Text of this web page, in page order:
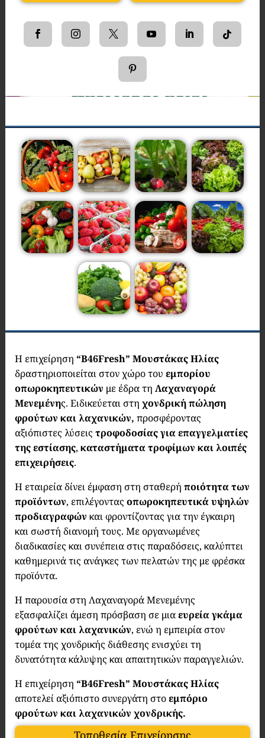
Η επιχείρηση “Β46Fresh” Μουστάκας Ηλίας
δραστηριοποιείται στον χώρο του εμπορίου
οπωροκηπευτικών με έδρα τη Λαχαναγορά
Μενεμένης. Eιδικεύεται στη χονδρική πώληση
φρούτων και λαχανικών, προσφέροντας
αξιόπιστες λύσεις τροφοδοσίας για επαγγελματίες
της εστίασης, καταστήματα τροφίμων και λοιπές
επιχειρήσεις.
Η εταιρεία δίνει έμφαση στη σταθερή ποιότητα των
προϊόντων, επιλέγοντας οπωροκηπευτικά υψηλών
προδιαγραφών και φροντίζοντας για την έγκαιρη
και σωστή διανομή τους. Με οργανωμένες
διαδικασίες και συνέπεια στις παραδόσεις, καλύπτει
καθημερινά τις ανάγκες των πελατών της με φρέσκα
προϊόντα.
Η παρουσία στη Λαχαναγορά Μενεμένης
εξασφαλίζει άμεση πρόσβαση σε μιαευρεία γκάμα
φρούτων και λαχανικών, ενώ η εμπειρία στον
τομέα της χονδρικής διάθεσης ενισχύει τη
δυνατότητα κάλυψης και απαιτητικών παραγγελιών.
Η επιχείρηση “Β46Fresh” Μουστάκας Ηλίας
αποτελεί αξιόπιστο συνεργάτη στοεμπόριο
φρούτων και λαχανικών χονδρικής.
Τοποθεσία Επιχείρησης